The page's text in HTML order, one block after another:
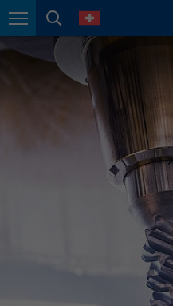
Seitennavigation
Seitensuche
Sprache
México
nederlands
deutsch
Polska
polski
português
Română